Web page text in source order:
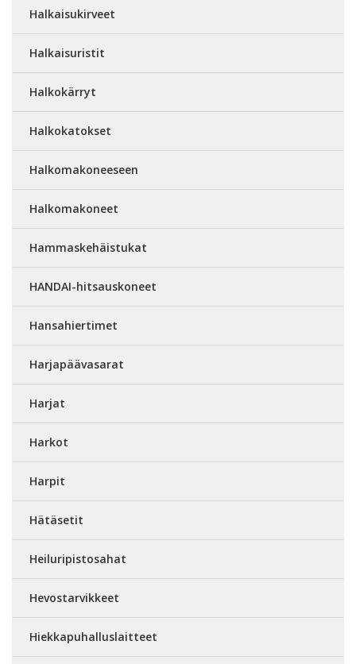
Halkaisukirveet
Halkaisuristit
Halkokärryt
Halkokatokset
Halkomakoneeseen
Halkomakoneet
Hammaskehäistukat
HANDAI-hitsauskoneet
Hansahiertimet
Harjapäävasarat
Harjat
Harkot
Harpit
Hätäsetit
Heiluripistosahat
Hevostarvikkeet
Hiekkapuhalluslaitteet